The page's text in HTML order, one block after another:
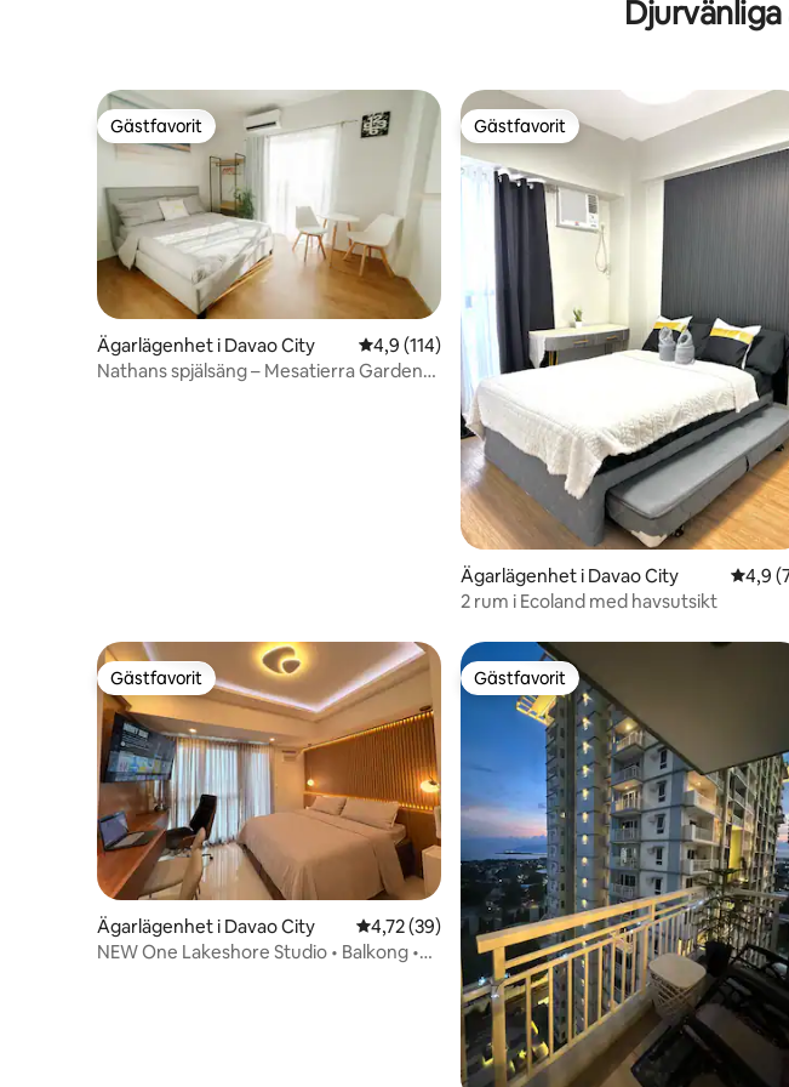
Gästfavorit
Gästfavorit
Ägarlägenhet i Davao City 4,9 av 5 i genomsnittligt betyg, 114 omdömen
4,9 (114)
Nathans spjälsäng – Mesatierra Garden
Gästfavorit
Gästfavorit
Ägarlägenhet i Davao City 4,9 av
4,9
2 rum i Ecoland med havsutsikt
Gästfavorit
Gästfavorit
Ägarlägenhet i Davao City 4,72 av 5 i genomsnittligt betyg, 39 omdömen
4,72 (39)
NEW One Lakeshore Studio • Balkong •
Gästfavorit
Gästfavorit